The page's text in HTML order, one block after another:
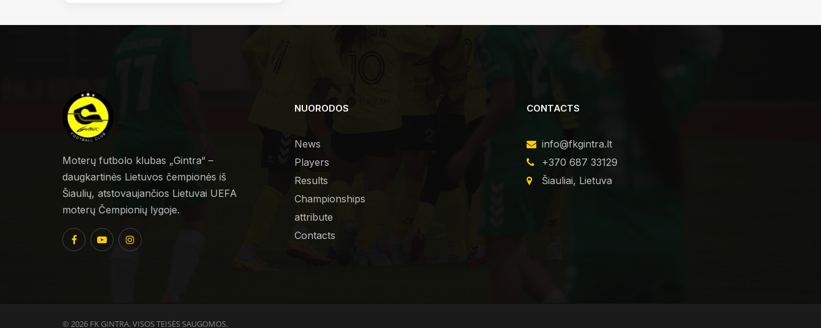
Moterų futbolo klubas „Gintra“ –
daugkartinės Lietuvos čempionės iš
Šiaulių, atstovaujančios Lietuvai UEFA
moterų Čempionių lygoje.
NUORODOS
News
Players
Results
Championships
attribute
Contacts
CONTACTS
info@fkgintra.lt
+370 687 33129
Šiauliai, Lietuva